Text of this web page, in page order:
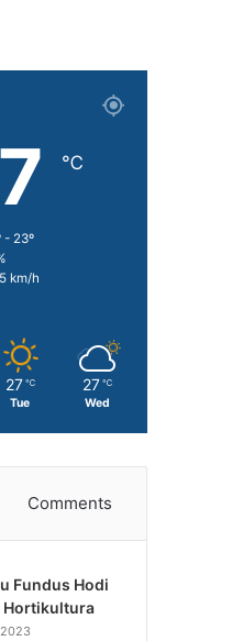
℃
- 23º
km/h
27 ℃
Tue
27 ℃
Wed
Comments
Fundus Hodi
Hortikultura